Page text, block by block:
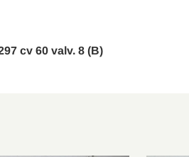
cv 60 valv. 8 (B)